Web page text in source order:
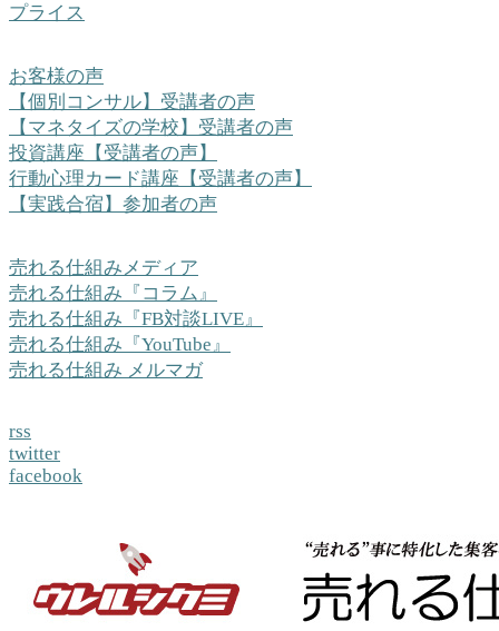
プライス
お客様の声
【個別コンサル】受講者の声
【マネタイズの学校】受講者の声
投資講座【受講者の声】
行動心理カード講座【受講者の声】
【実践合宿】参加者の声
売れる仕組みメディア
売れる仕組み『コラム』
売れる仕組み『FB対談LIVE』
売れる仕組み『YouTube』
売れる仕組み メルマガ
rss
twitter
facebook